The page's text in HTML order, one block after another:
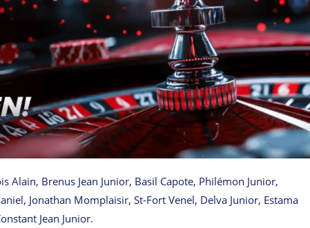
Alain, Brenus Jean Junior, Basil Capote, Philémon Junior,
Jonathan Momplaisir, St-Fort Venel, Delva Junior, Estama
Jean Junior.